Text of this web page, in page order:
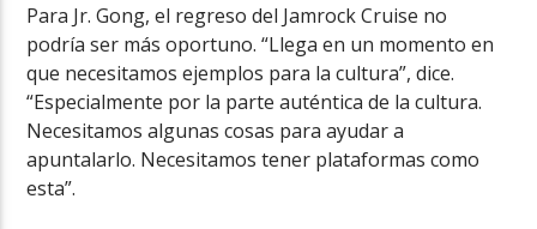
Para Jr. Gong, el regreso del Jamrock Cruise no
podría ser más oportuno. “Llega en un momento en
que necesitamos ejemplos para la cultura”, dice.
“Especialmente por la parte auténtica de la cultura.
Necesitamos algunas cosas para ayudar a
apuntalarlo. Necesitamos tener plataformas como
esta”.